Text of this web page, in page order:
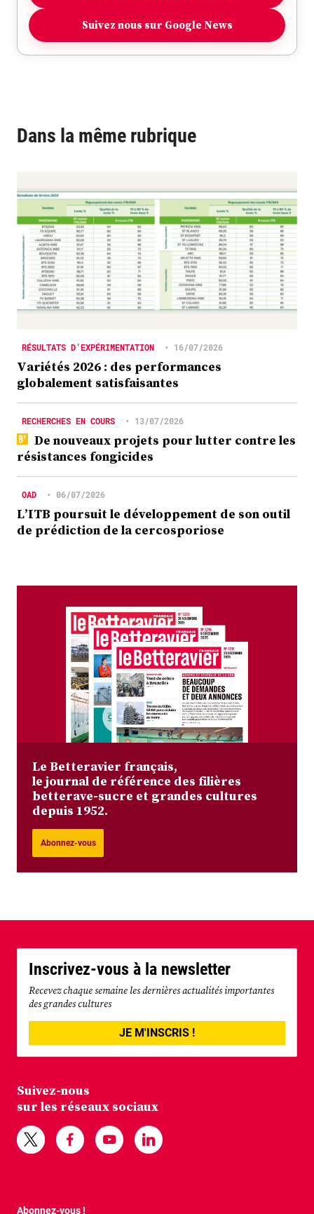
Suivez nous sur Google News
Dans la même rubrique
RÉSULTATS D’EXPÉRIMENTATION • 16/07/2026
Variétés 2026 : des performances
globalement satisfaisantes
RECHERCHES EN COURS • 13/07/2026
De nouveaux projets pour lutter contre les
résistances fongicides
OAD • 06/07/2026
L’ITB poursuit le développement de son outil
de prédiction de la cercosporiose
Le Betteravier français,
le journal de référence des filières
betterave-sucre et grandes cultures
depuis 1952.
Abonnez-vous
Inscrivez-vous à la newsletter
Recevez chaque semaine les dernières actualités importantes
des grandes cultures
JE M'INSCRIS !
Suivez-nous
sur les réseaux sociaux
Abonnez-vous !